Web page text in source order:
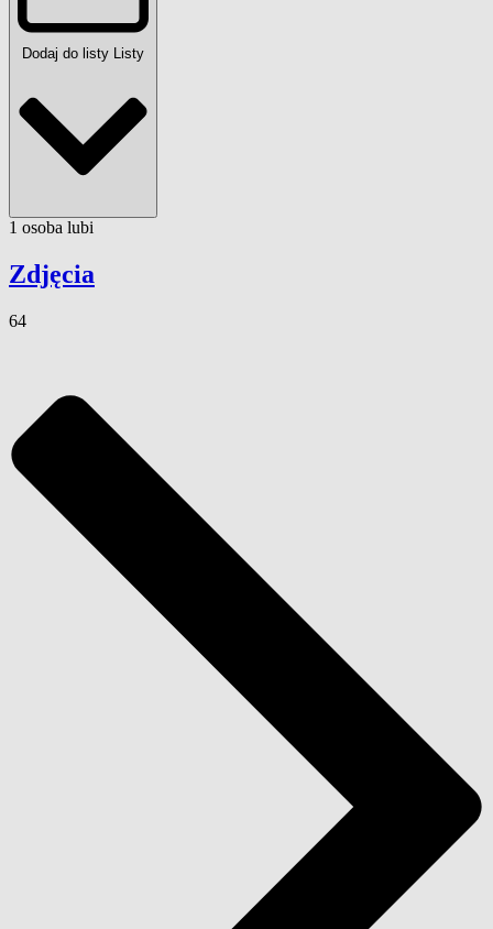
Dodaj do listy Listy
1 osoba lubi
Zdjęcia
64